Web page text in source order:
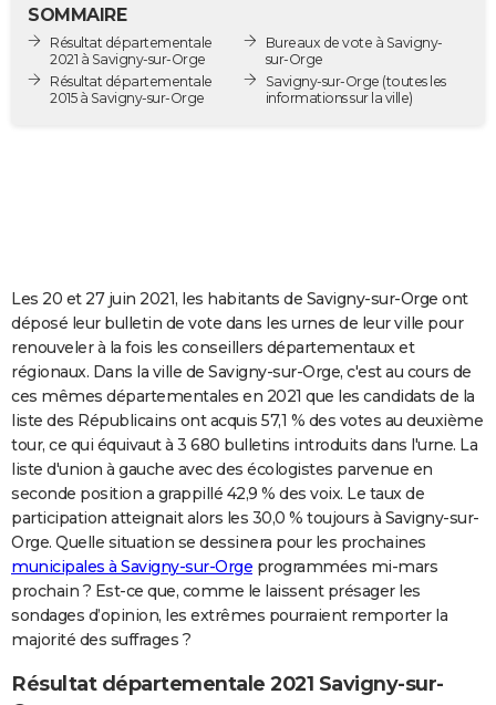
Destinations
City break
Voyage nature
Voyage de noces
Forum
Climat
GUIDES D'ACHAT
COPAINS D'AVANT
S'inscrire
Se connecter
Lycées
Collèges
Primaires
Universités
Entreprises
Service militaire
Avis de recherche
AVIS DE DÉCÈS
FORUM
Bricolage
Lifestyle
Culture
Sport
Auto
Television
Voyage
Cinema
SOMMAIRE
Résultat départementale
2021 à Savigny-sur-Orge
Résultat départementale
2015 à Savigny-sur-Orge
Bureaux de vote à Savigny-
sur-Orge
Savigny-sur-Orge (toutes les
informations sur la ville)
Les 20 et 27 juin 2021, les habitants de Savigny-sur-Orge ont
déposé leur bulletin de vote dans les urnes de leur ville pour
renouveler à la fois les conseillers départementaux et
régionaux. Dans la ville de Savigny-sur-Orge, c'est au cours de
ces mêmes départementales en 2021 que les candidats de la
liste des Républicains ont acquis 57,1 % des votes au deuxième
tour, ce qui équivaut à 3 680 bulletins introduits dans l'urne. La
liste d'union à gauche avec des écologistes parvenue en
seconde position a grappillé 42,9 % des voix. Le taux de
participation atteignait alors les 30,0 % toujours à Savigny-sur-
Orge. Quelle situation se dessinera pour les prochaines
municipales à Savigny-sur-Orge programmées mi-mars
prochain ? Est-ce que, comme le laissent présager les
sondages d’opinion, les extrêmes pourraient remporter la
majorité des suffrages ?
Résultat départementale 2021 Savigny-sur-